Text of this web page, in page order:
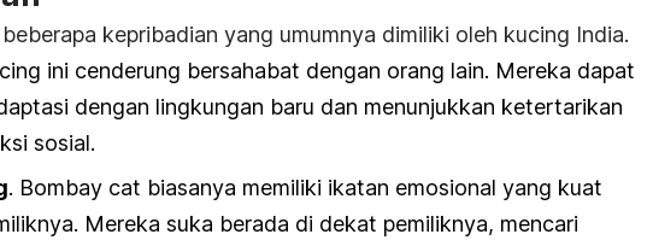
kepribadian yang umumnya dimiliki oleh kucing India.
ini cenderung bersahabat dengan orang lain. Mereka dapat
dengan lingkungan baru dan menunjukkan ketertarikan
sosial.
. Bombay cat biasanya memiliki ikatan emosional yang kuat
Mereka suka berada di dekat pemiliknya, mencari